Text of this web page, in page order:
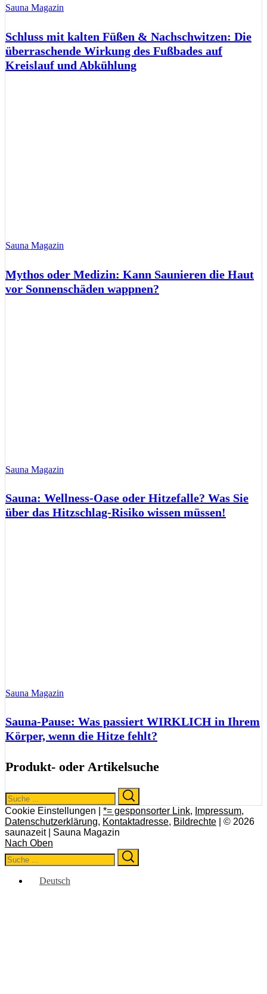
Sauna Magazin
Schluss mit kalten Füßen & Nachschwitzen: Die
überraschende Wirkung des Fußbades auf
Kreislauf und Abkühlung
Sauna Magazin
Mythos oder Medizin: Kann Saunieren die Haut
vor Sonnenschäden wappnen?
Sauna Magazin
Sauna: Wellness-Oase oder Hitzefalle? Was Sie
über das Hitzschlag-Risiko wissen müssen!
Sauna Magazin
Sauna-Pause: Was passiert WIRKLICH in Ihrem
Körper, wenn die Hitze fehlt?
Produkt- oder Artikelsuche
Search
for:
Cookie Einstellungen | *= gesponsorter Link, Impressum,
Datenschutzerklärung, Kontaktadresse, Bildrechte | © 2026
saunazeit | Sauna Magazin
Nach Oben
Search
for:
Deutsch